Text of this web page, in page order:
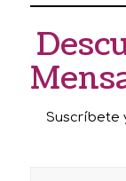
Suscríbete